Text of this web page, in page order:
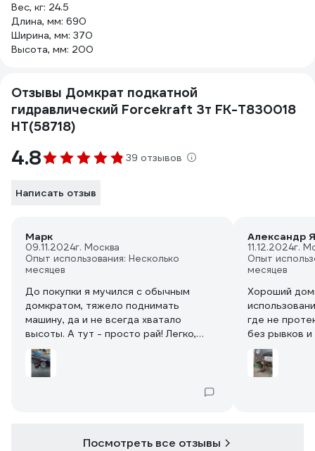
Вес, кг: 24.5
Длина, мм: 690
Ширина, мм: 370
Высота, мм: 200
Отзывы Домкрат подкатной
гидравлический Forcekraft 3т FK-T830018
HT(58718)
4.8 39 отзывов
Написать отзыв
Марк
09.11.2024г. Москва
Опыт использования: Несколько
месяцев
До покупки я мучился с обычным
домкратом, тяжело поднимать
машину, да и не всегда хватало
высоты. А тут - просто рай! Легко,
быстро, без лишних усилий. И самое
главное - он надежный, не подводил
меня ни разу. Теперь я каждый раз
Александр Я
11.12.2024г.
Опыт
месяцев
Хороший
где не
без рывков
ночь
не
Посмотреть все отзывы